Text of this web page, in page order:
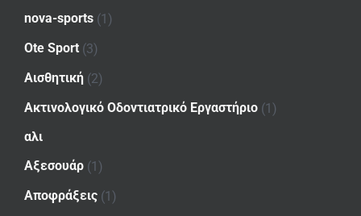
nova-sports (1)
Ote Sport (3)
Αισθητική (2)
Ακτινολογικό Οδοντιατρικό Εργαστήριο (1)
αλι
Αξεσουάρ (1)
Αποφράξεις (1)